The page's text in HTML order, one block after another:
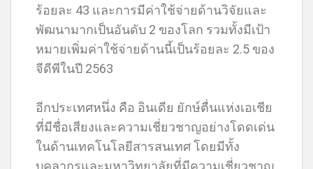
ร้อยละ 43 และการมีค่าใช้จ่ายด้านวิจัยและ
พัฒนามากเป็นอันดับ 2 ของโลก รวมทั้งมีเป้า
หมายเพิ่มค่าใช้จ่ายด้านนี้เป็นร้อยละ 2.5 ของ
จีดีพีในปี 2563
อีกประเทศหนึ่ง คือ อินเดีย ยักษ์ตื่นแห่งเอเชีย
ที่มีชื่อเสียงและความเชี่ยวชาญอย่างโดดเด่น
ในด้านเทคโนโลยีสารสนเทศ โดยมีทั้ง
บุคลากรและมหาวิทยาลัยที่มีความเชี่ยวชาญ